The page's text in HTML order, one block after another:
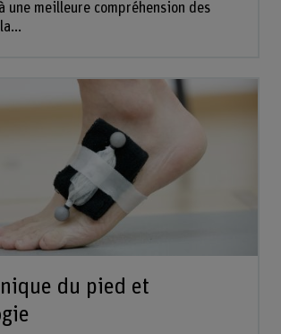
une meilleure compréhension des
du pied et